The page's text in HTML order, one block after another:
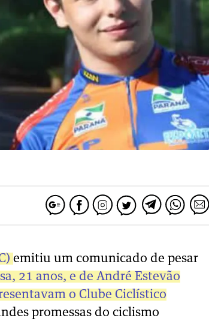
emitiu um comunicado de pesar
21 anos, e de André Estevão
o Clube Ciclístico
promessas do ciclismo